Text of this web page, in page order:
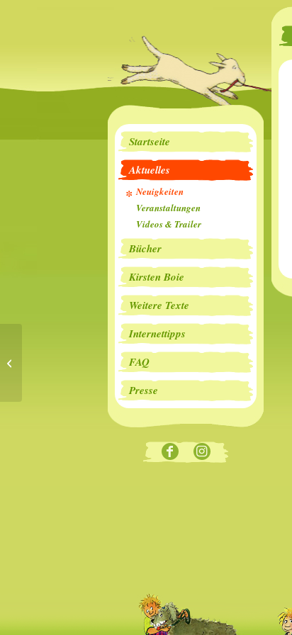
Startseite
Aktuelles
Neuigkeiten
Veranstaltungen
Videos & Trailer
Bücher
Kirsten Boie
Weitere Texte
Internettipps
FAQ
Presse
Ferkelchen im Fasching